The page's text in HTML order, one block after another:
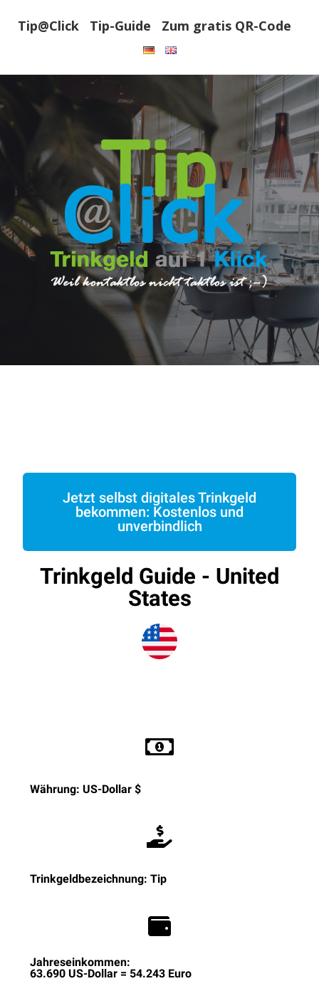
Tip@Click Tip-Guide Zum gratis QR-Code
Jetzt selbst digitales Trinkgeld
bekommen: Kostenlos und
unverbindlich
Trinkgeld Guide - United
States
Währung: US-Dollar $
Trinkgeldbezeichnung: Tip
Jahreseinkommen:
63.690 US-Dollar = 54.243 Euro